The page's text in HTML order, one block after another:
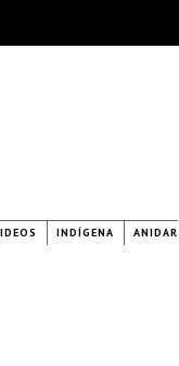
INDÍGENA ANIDAR